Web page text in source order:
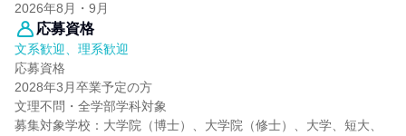
2026年8月・9月
応募資格
文系歓迎、理系歓迎
応募資格
2028年3月卒業予定の方
文理不問・全学部学科対象
募集対象学校：大学院（博士）、大学院（修士）、大学、短大、